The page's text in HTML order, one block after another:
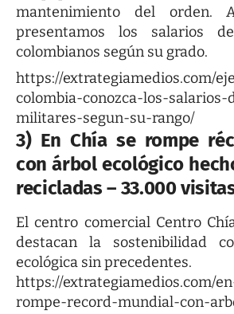
mantenimiento del orden.
presentamos los salarios
colombianos según su grado.
https://extrategiamedios.com/
colombia-conozca-los-salarios-
militares-segun-su-rango/
3) En Chía se rompe
con árbol ecológico
recicladas – 33.000
El centro comercial Centro
destacan la sostenibilidad
ecológica sin precedentes.
https://extrategiamedios.com/
rompe-record-mundial-con-